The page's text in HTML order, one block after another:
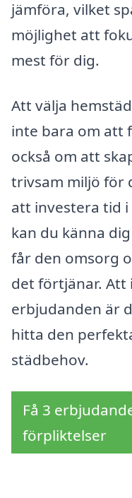
jämföra, vilket
möjlighet att
mest för dig.
Att välja
inte bara om att
också om att
trivsam miljö för
att investera tid
kan du känna
får den omsorg
det förtjänar. Att
erbjudanden är
hitta den
städbehov.
Få 3
förpliktelser